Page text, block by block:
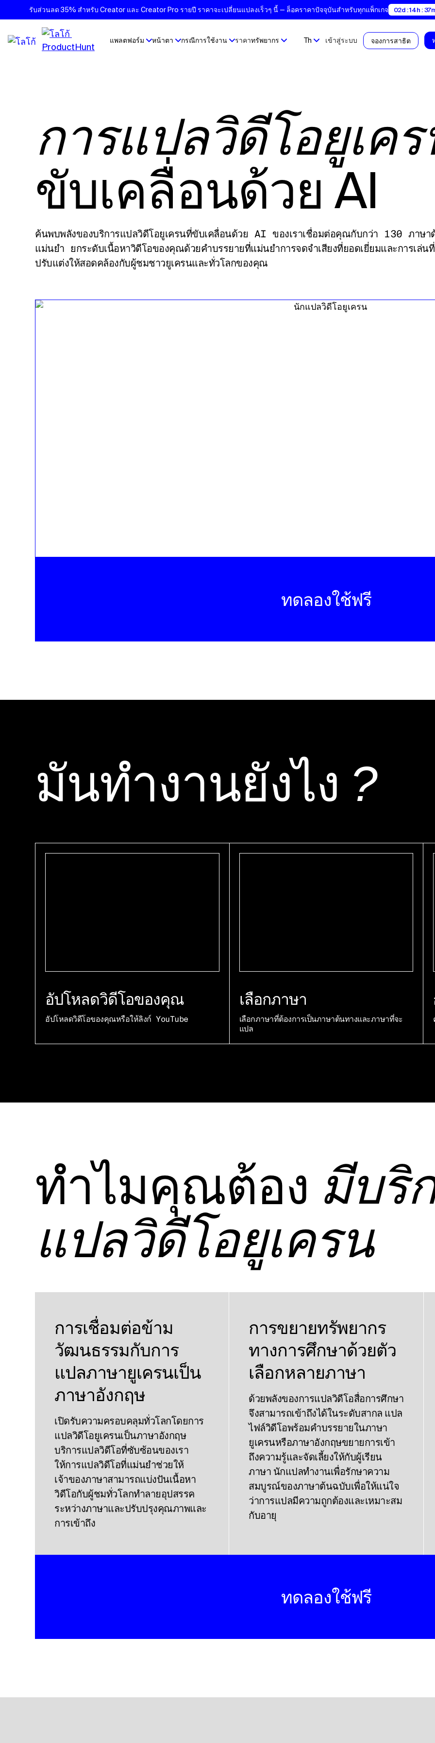
รับส่วนลด 35% สำหรับ Creator และ Creator Pro รายปี ราคาจะเปลี่ยนแปลงเร็วๆ นี้ — ล็อคราคาปัจจุบันสำหรับทุกแพ็กเกจ 02d : 14h :
แพลตฟอร์ม หน้าตา กรณีการใช้งาน ราคาทรัพยากร Th เข้าสู่ระบบ จองการสาธิต
การแปลวิดีโอยูเค
ขับเคลื่อนด้วย AI
ค้นพบพลังของบริการแปลวิดีโอยูเครนที่ขับเคลื่อนด้วย AI ของเราเชื่อมต่อคุณกับกว่า 130 ภาษา
แม่นยํา ยกระดับเนื้อหาวิดีโอของคุณด้วยคําบรรยายที่แม่นยําการจดจําเสียงที่ยอดเยี่ยมและการเล่น
ปรับแต่งให้สอดคล้องกับผู้ชมชาวยูเครนและทั่วโลกของคุณ
ทดลองใช้ฟรี
มันทํางานยังไง ?
อัปโหลดวิดีโอของคุณ
อัปโหลดวิดีโอของคุณหรือให้ลิงก์ YouTube
เลือกภาษา
เลือกภาษาที่ต้องการเป็นภาษาต้นทางและภาษาที่จะ
แปล
ทําไมคุณต้อง มีบริ
แปลวิดีโอยูเครน
การเชื่อมต่อข้าม
วัฒนธรรมกับการ
แปลภาษายูเครนเป็น
ภาษาอังกฤษ
เปิดรับความครอบคลุมทั่วโลกโดยการ
แปลวิดีโอยูเครนเป็นภาษาอังกฤษ
บริการแปลวิดีโอที่ซับซ้อนของเรา
ให้การแปลวิดีโอที่แม่นยําช่วยให้
เจ้าของภาษาสามารถแบ่งปันเนื้อหา
วิดีโอกับผู้ชมทั่วโลกทําลายอุปสรรค
ระหว่างภาษาและปรับปรุงคุณภาพและ
การเข้าถึง
การขยายทรัพยากร
ทางการศึกษาด้วยตัว
เลือกหลายภาษา
ด้วยพลังของการแปลวิดีโอสื่อการศึกษา
จึงสามารถเข้าถึงได้ในระดับสากล แปล
ไฟล์วิดีโอพร้อมคําบรรยายในภาษา
ยูเครนหรือภาษาอังกฤษขยายการเข้า
ถึงความรู้และจัดเลี้ยงให้กับผู้เรียน
ภาษา นักแปลทํางานเพื่อรักษาความ
สมบูรณ์ของภาษาต้นฉบับเพื่อให้แน่ใจ
ว่าการแปลมีความถูกต้องและเหมาะสม
กับอายุ
ทดลองใช้ฟรี